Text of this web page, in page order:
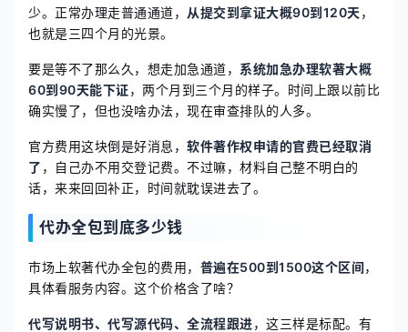
少。正常办理走普通通道， 从提交到拿证大概90到120天，
也就是三四个月的光景。
要是等不了那么久，想走加急通道， 系统加急办理软著大概
60到90天能下证，两个月到三个月的样子。时间上跟以前比
确实慢了，但也没啥办法，现在审查排队的人多。
官方费用这块倒是好消息， 软件著作权申请的官费已经取消
了 ，自己办不用交登记费。不过嘛，材料自己整不明白的
话，来来回回补正，时间就耽误进去了。
代办全包到底多少钱
市场上软著代办全包的费用， 普遍在500到1500这个区间，
具体看服务内容。这个价格含了啥？
代写说明书、代写源代码、全流程跟进，这三样是标配。有